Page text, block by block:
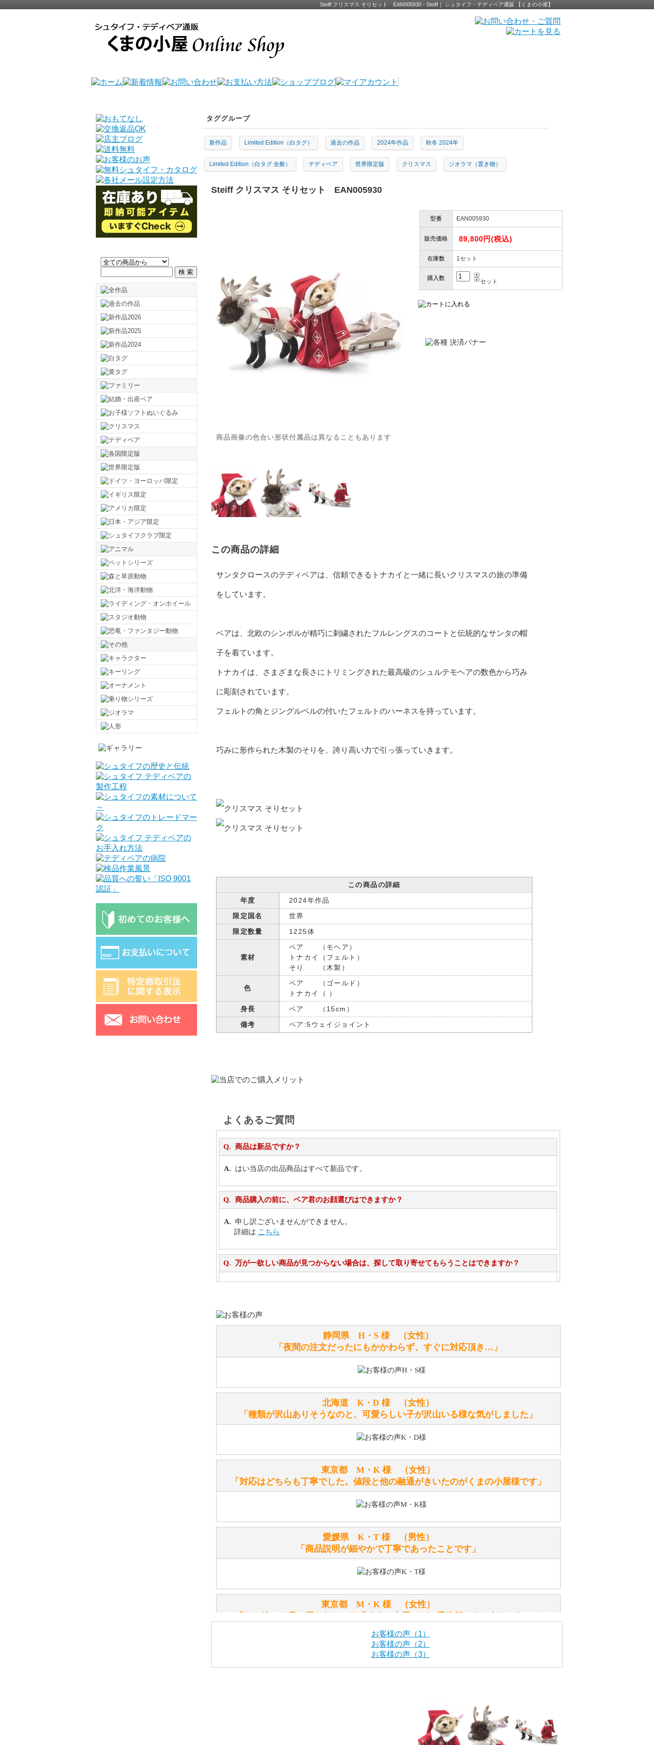
Steiff クリスマス そりセット EAN005930 - Steiff｜ シュタイフ・テディベア通販 【くまの小屋】
タググループ
新作品 Limited Edition（白タグ） 過去の作品 2024年作品 秋冬 2024年
Limited Edition（白タグ 全般） テディベア 世界限定版 クリスマス ジオラマ（置き物）
Steiff クリスマス そりセット EAN005930
商品画像の色合い形状付属品は異なることもあります
型番 EAN005930
販売価格 89,800円(税込)
在庫数 1セット
購入数 セット
この商品の詳細
サンタクロースのテディベアは、信頼できるトナカイと一緒に長いクリスマスの旅の準備
をしています。
ベアは、北欧のシンボルが精巧に刺繍されたフルレングスのコートと伝統的なサンタの帽
子を着ています。
トナカイは、さまざまな長さにトリミングされた最高級のシュルテモヘアの数色から巧み
に彫刻されています。
フェルトの角とジングルベルの付いたフェルトのハーネスを持っています。
巧みに形作られた木製のそりを、誇り高い力で引っ張っていきます。
この商品の詳細
年度
2024年作品
限定国名
世界
限定数量
1225体
素材
ベア （モヘア）
トナカイ（フェルト）
そり （木製）
色
ベア （ゴールド）
トナカイ（ ）
身長
ベア （15cm）
備考
ベア:5ウェイジョイント
よくあるご質問
商品は新品ですか？
はい当店の出品商品はすべて新品です。
商品購入の前に、ベア君のお顔選びはできますか？
申し訳ございませんができません。
詳細は こちら
万が一欲しい商品が見つからない場合は、探して取り寄せてもらうことはできますか？
シュタイフのぬいぐるみは洗濯できますか？ ぬいぐるみのお手入れ方法を教えてください。
洗濯できるのとできないのがあります。
こちらをご覧ください。
シリアルNO付きやクラブ限定などいろいろと意味があります。
詳しくはこちらをご覧ください。
テディベアを横にすると音が鳴ります、なぜでしょうか？
シュタイフのテディベアには、鳴くタイプのテディベアがいます。
お腹の中にグロウラーという部品を内臓しています。
体をねかせたりおこしたりすると「グーグー」と鳴くタイプを『グロウラー』といいます。
テディベアのお腹を押すと「キュッキュッ」と音が鳴ります、なぜでしょうか？
シュタイフのテディベアには、おなかを押すと「キュッキュッ」と音が鳴る『スクエーカー』が
シュタイフ社製品の実物を見ることはできますか？
当店はネット販売ですので実物をお見せすることができません。
商品は直接海外から届くのですか。受取の際、関税などはかかりますか？
商品は全て当店へ入荷させたのち欠品を行いお客様宅へお届けします。
静岡県 H・S 様 （女性）
「夜間の注文だったにもかかわらず、すぐに対応頂き…」
北海道 K・D 様 （女性）
「種類が沢山ありそうなのと、可愛らしい子が沢山いる様な気がしました」
東京都 M・K 様 （女性）
「対応はどちらも丁寧でした。値段と他の融通がきいたのがくまの小屋様です」
愛媛県 K・T 様 （男性）
「商品説明が細やかで丁寧であったことです」
東京都 M・K 様 （女性）
千葉県 U・Y 様 （女性）
お客様の声（1）
お客様の声（2）
お客様の声（3）